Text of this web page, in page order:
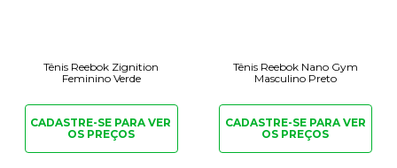
Tênis Reebok Zignition
Feminino Verde
CADASTRE-SE PARAVER
OS PREÇOS
Tênis Reebok Nano Gym
Masculino Preto
CADASTRE-SE PARAVER
OS PREÇOS